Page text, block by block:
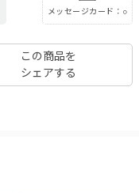
メッセージカード：○
この商品を
シェアする